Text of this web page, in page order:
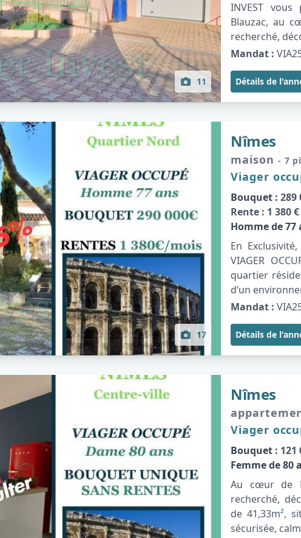
11
INVEST vous
Blauzac, au
recherché,
Mandat :
Détails de
17
Nîmes
maison - 7
Viager
Bouquet : 289
Rente : 1 380 €
Homme de 77
En
VIAGER
quartier
d’un
Mandat :
Détails de
Nîmes
Viager
Bouquet : 121
Femme de 80
Au cœur de
recherché,
de 41,33m²,
sécurisée,